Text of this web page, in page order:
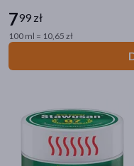
799 zł
100 ml = 10,65 zł